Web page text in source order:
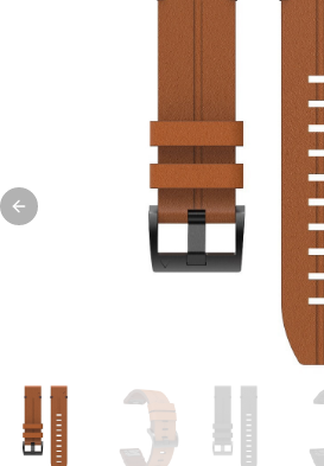
Previous slide